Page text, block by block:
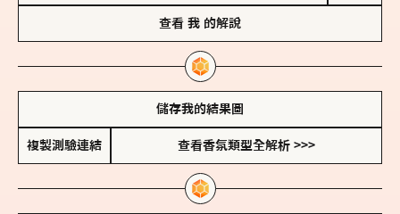
查看 我 的解說
儲存我的結果圖
複製測驗連結 查看香氛類型全解析 >>>